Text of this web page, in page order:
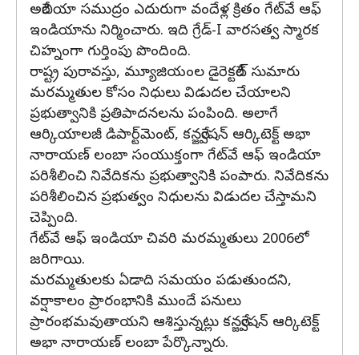
అరేబియా సముద్రం ఎదురుగా వందేళ్ల క్రితం గేట్‌వే ఆఫ్
ఇండియాను నిర్మించారు. ఇది గ్రేడ్-I వారసత్వ స్మారక
చిహ్నంగా గుర్తింపు పొందింది.
రాష్ట్ర పురావస్తు, మ్యూజియంల డైరెక్టరేట్ సుమారు
మరమ్మతుల కోసం నిధులు విడుదల చేయాలని
ప్రభుత్వానికి ప్రతిపాదనలను పంపింది. అలాగే
ఆర్కియాలజీ డిపార్ట్‌మెంట్, కన్జర్వేషన్ ఆర్కిటెక్ట్ అభా
నారాయణ్ లంబా సంయుక్తంగా గేట్‌వే ఆఫ్ ఇండియా
పరిశీలించి నివేదికను ప్రభుత్వానికి పంపారు. నివేదికను
పరిశీలించిన ప్రభుత్వం నిధులను విడుదల చేస్తామని
చెప్పింది.
గేట్‌వే ఆఫ్ ఇండియా చివరి మరమ్మతులు 2006లో
జరిగాయి.
మరమ్మతులకు ఏడాది సమయం పడుతుందని,
వర్షాకాలం ప్రారంభానికి ముందే పనులు
ప్రారంభమవుతాయని ఆశిస్తున్నట్లు కన్జర్వేషన్ ఆర్కిటెక్ట్
అభా నారాయణ్ లంబా పేర్కొన్నారు.